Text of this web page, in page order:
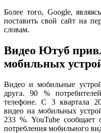
Более того, Google,
поставить свой сайт на
словам.
Видео Ютуб
мобильных
Видео и мобильные
друга. 90 %
телефоне. С 3 квартала
видео на мобильных
233 %. YouTube сообщает
потребления мобильного